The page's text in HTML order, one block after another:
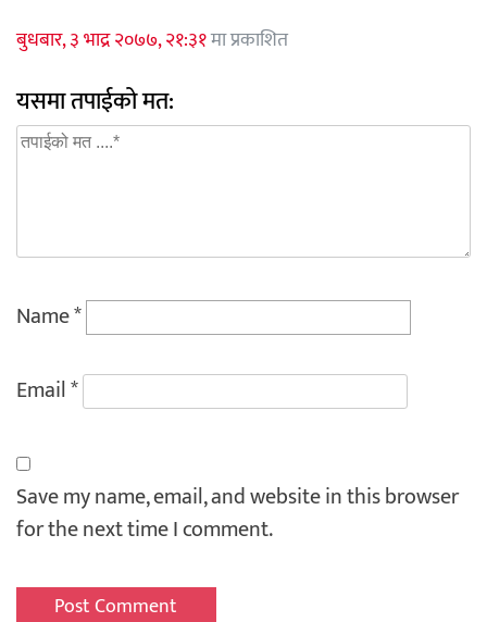
बुधबार, ३ भाद्र २०७७, २१:३१मा प्रकाशित
यसमा तपाईको मत:
Name*
Email*
Save my name, email, and website in this browser
for the next time I comment.